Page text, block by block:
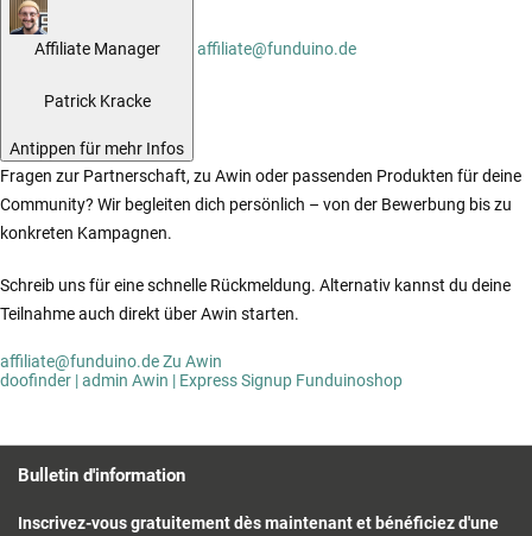
Affiliate Manager
Patrick Kracke
Antippen für mehr Infos
affiliate@funduino.de
Fragen zur Partnerschaft, zu Awin oder passenden Produkten für deine
Community? Wir begleiten dich persönlich – von der Bewerbung bis zu
konkreten Kampagnen.
Schreib uns für eine schnelle Rückmeldung. Alternativ kannst du deine
Teilnahme auch direkt über Awin starten.
affiliate@funduino.deZu Awin
doofinder | admin Awin | Express Signup Funduinoshop
Bulletin d'information
Inscrivez-vous gratuitement dès maintenant et bénéficiez d'une